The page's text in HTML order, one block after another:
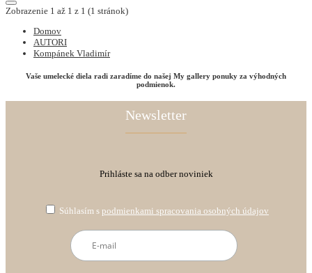
Zobrazenie 1 až 1 z 1 (1 stránok)
Domov
AUTORI
Kompánek Vladimír
Vaše umelecké diela radi zaradíme do našej My gallery ponuky za výhodných
podmienok.
Newsletter
Prihláste sa na odber noviniek
Súhlasím s podmienkami spracovania osobných údajov